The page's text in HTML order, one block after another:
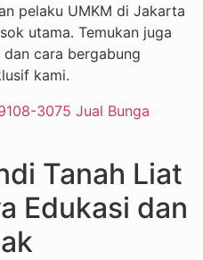
pelaku UMKM di Jakarta
utama. Temukan juga
cara bergabung
kami.
3075 Jual Bunga
Tanah Liat
Edukasi dan